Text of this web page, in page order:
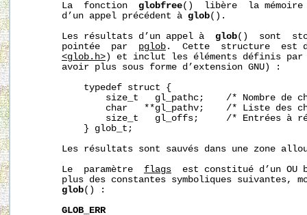
       La  fonction
globfree()  libère  la mémoire
       d’un appel précédent à
glob().
       Les résultats d’un appel à
glob()  sont
       pointée  par
pglob .  Cette  structure  est
<glob.h> ) et inclut les éléments définis
       avoir plus sous forme d’extension GNU) :
           typedef struct {
size_t   gl_pathc;    /* Nombre de
char   **gl_pathv;    /* Liste des
size_t   gl_offs;     /* Entrées à
           } glob_t;
Les résultats sont sauvés dans une zone
       Le  paramètre
flags
est constitué d’un OU
plus des constantes symboliques suivantes,
glob() :
GLOB_ERR